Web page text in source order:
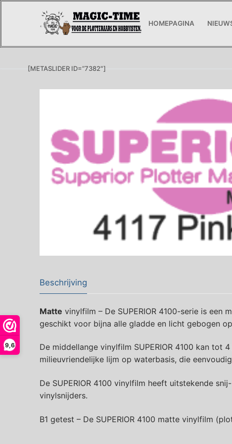
9,6
HOMEPAGINA
[METASLIDER ID=”7382″]
Beschrijving
Matte vinylfilm – De SUPERIOR 4100-serie is
geschikt voor bijna alle gladde en licht gebogen
De middellange vinylfilm SUPERIOR 4100 kan tot
milieuvriendelijke lijm op waterbasis, die
De SUPERIOR 4100 vinylfilm heeft uitstekende
vinylsnijders.
B1 getest – De SUPERIOR 4100 matte vinylfilm